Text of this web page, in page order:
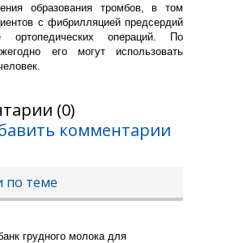
образования тромбов, в том
с фибрилляцией предсердий
ортопедических операций. По
его могут использовать
(0)
комментарии
по теме
грудного молока для